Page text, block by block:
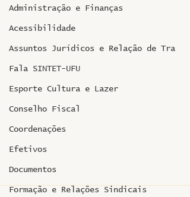
Administração e Finanças
Acessibilidade
Assuntos Jurídicos e Relação de Tra
Fala SINTET-UFU
Esporte Cultura e Lazer
Conselho Fiscal
Coordenações
Efetivos
Documentos
Formação e Relações Sindicais